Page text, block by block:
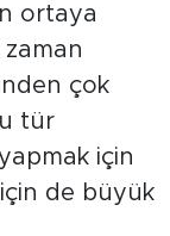
ortaya
zaman
çok
tür
için
de büyük